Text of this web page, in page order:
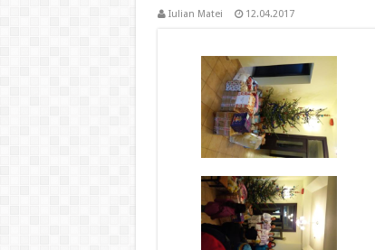
Iulian Matei 12.04.2017